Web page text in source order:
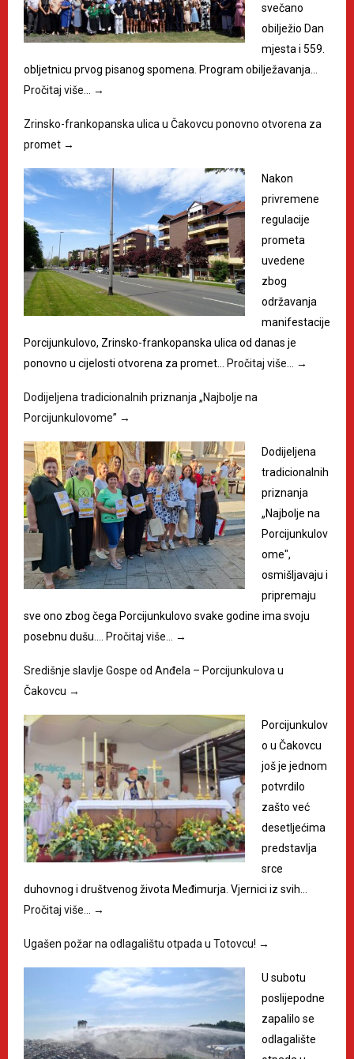
svečano
obilježio Dan
mjesta i 559.
obljetnicu prvog pisanog spomena. Program obilježavanja…
Pročitaj više…
→
Zrinsko-frankopanska ulica u Čakovcu ponovno otvorena za
promet →
Nakon
privremene
regulacije
prometa
uvedene
zbog
održavanja
manifestacije
Porcijunkulovo, Zrinsko-frankopanska ulica od danas je
ponovno u cijelosti otvorena za promet…
Pročitaj više… →
Dodijeljena tradicionalnih priznanja „Najbolje na
Porcijunkulovome” →
Dodijeljena
tradicionalnih
priznanja
„Najbolje na
Porcijunkulov
ome",
osmišljavaju i
pripremaju
sve ono zbog čega Porcijunkulovo svake godine ima svoju
posebnu dušu.…
Pročitaj više… →
Središnje slavlje Gospe od Anđela – Porcijunkulova u
Čakovcu →
Porcijunkulov
o u Čakovcu
još je jednom
potvrdilo
zašto već
desetljećima
predstavlja
srce
duhovnog i društvenog života Međimurja. Vjernici iz svih…
Pročitaj više…
→
Ugašen požar na odlagalištu otpada u Totovcu! →
U subotu
poslijepodne
zapalilo se
odlagalište